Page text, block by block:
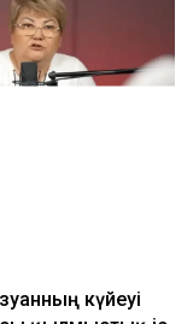
деп